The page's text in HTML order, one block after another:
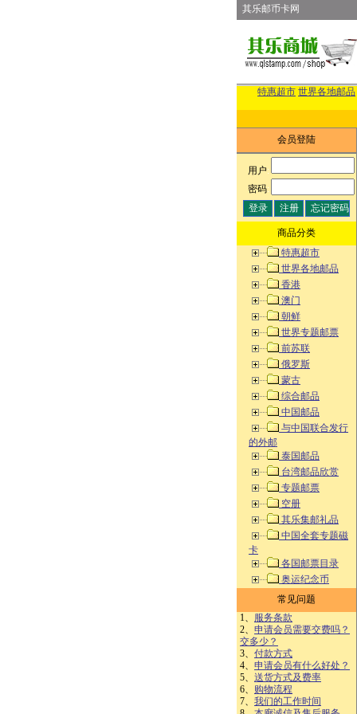
其乐邮币卡网
特惠超市 世界各地邮品
会员登陆
用户:
密码:
商品分类
特惠超市
世界各地邮品
香港
澳门
朝鲜
世界专题邮票
前苏联
俄罗斯
蒙古
综合邮品
中国邮品
与中国联合发行
的外邮
泰国邮品
台湾邮品欣赏
专题邮票
空册
其乐集邮礼品
中国全套专题磁
卡
各国邮票目录
奥运纪念币
常见问题
1、 服务条款
2、 申请会员需要交费吗？
交多少？
3、 付款方式
4、 申请会员有什么好处？
5、 送货方式及费率
6、 购物流程
7、 我们的工作时间